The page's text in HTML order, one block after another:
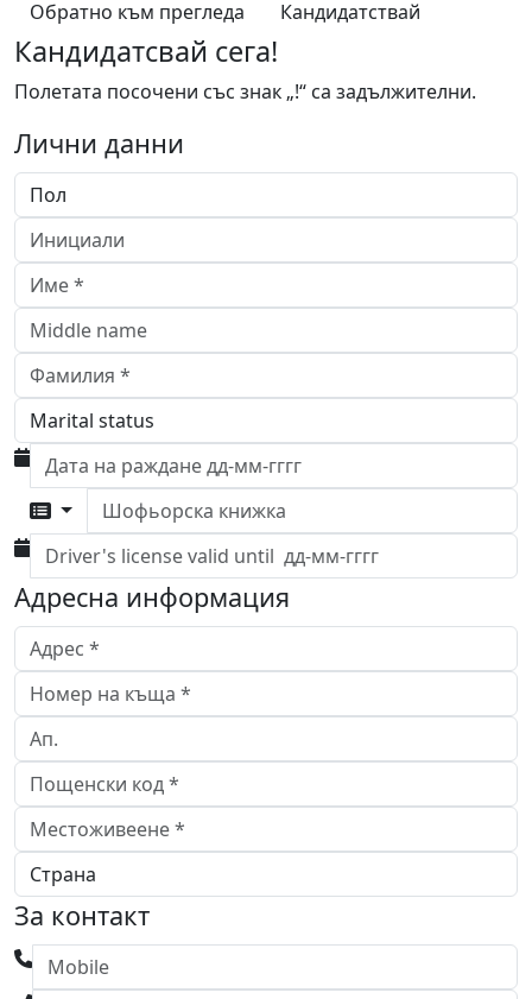
Обратно към прегледа Кандидатствай
Кандидатсвай сега!
Полетата посочени със знак „!“ са задължителни.
Лични данни
Шофьорска книжка
Адресна информация
За контакт